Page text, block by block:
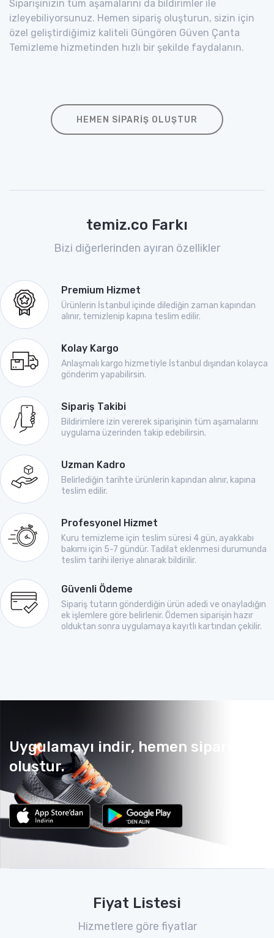
Siparişinizin tüm aşamalarını da bildirimler ile
izleyebiliyorsunuz. Hemen sipariş oluşturun, sizin için
özel geliştirdiğimiz kaliteli Güngören Güven Çanta
Temizleme hizmetinden hızlı bir şekilde faydalanın.
HEMEN SIPARIŞ OLUŞTUR
temiz.co Farkı
Bizi diğerlerinden ayıran özellikler
Premium Hizmet
Ürünlerin İstanbul içinde dilediğin zaman kapından
alınır, temizlenip kapına teslim edilir.
Kolay Kargo
Anlaşmalı kargo hizmetiyle İstanbul dışından kolayca
gönderim yapabilirsin.
Sipariş Takibi
Bildirimlere izin vererek siparişinin tüm aşamalarını
uygulama üzerinden takip edebilirsin.
Uzman Kadro
Belirlediğin tarihte ürünlerin kapından alınır, kapına
teslim edilir.
Profesyonel Hizmet
Kuru temizleme için teslim süresi 4 gün, ayakkabı
bakımı için 5-7 gündür. Tadilat eklenmesi durumunda
teslim tarihi ileriye alınarak bildirilir.
Güvenli Ödeme
Sipariş tutarın gönderdiğin ürün adedi ve onayladığın
ek işlemlere göre belirlenir. Ödemen siparişin hazır
olduktan sonra uygulamaya kayıtlı kartından çekilir.
Uygulamayı indir, hemen sipariş
oluştur.
Fiyat Listesi
Hizmetlere göre fiyatlar